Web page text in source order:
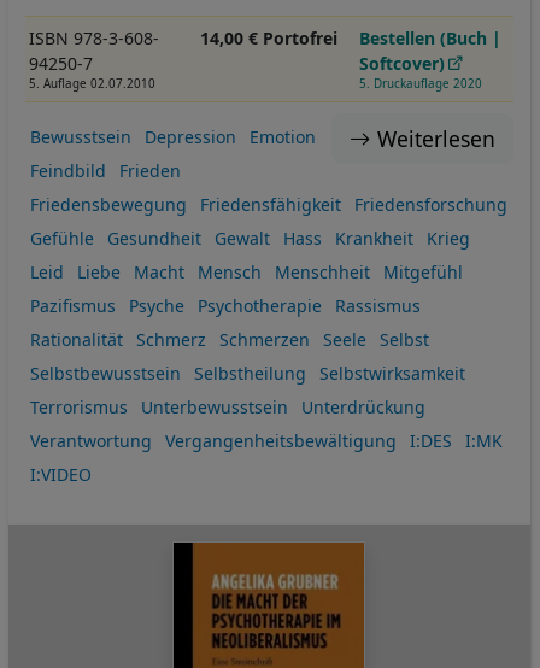
ISBN 978-3-608-
94250-7
5. Auflage 02.07.2010
14,00 € Portofrei
Bestellen (Buch |
Softcover)
5. Druckauflage 2020
Weiterlesen
Bewusstsein Depression
Emotion
Feindbild
Frieden
Friedensbewegung
Friedensfähigkeit
Friedensforschung
Gefühle
Gesundheit Gewalt Hass Krankheit
Krieg
Leid
Liebe Macht Mensch Menschheit
Mitgefühl
Pazifismus
Psyche Psychotherapie
Rassismus
Rationalität
Schmerz Schmerzen Seele
Selbst
Selbstbewusstsein
Selbstheilung
Selbstwirksamkeit
Terrorismus
Unterbewusstsein
Unterdrückung
Verantwortung
Vergangenheitsbewältigung I:DES
I:MK
I:VIDEO